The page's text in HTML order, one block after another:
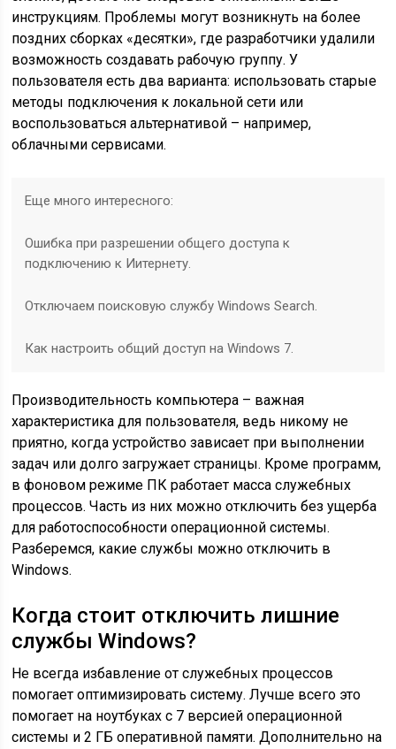
инструкциям. Проблемы могут возникнуть на более
поздних сборках «десятки», где разработчики удалили
возможность создавать рабочую группу. У
пользователя есть два варианта: использовать старые
методы подключения к локальной сети или
воспользоваться альтернативой – например,
облачными сервисами.
Еще много интересного:
Ошибка при разрешении общего доступа к
подключению к Иитернету.
Отключаем поисковую службу Windows Search.
Как настроить общий доступ на Windows 7.
Производительность компьютера – важная
характеристика для пользователя, ведь никому не
приятно, когда устройство зависает при выполнении
задач или долго загружает страницы. Кроме программ,
в фоновом режиме ПК работает масса служебных
процессов. Часть из них можно отключить без ущерба
для работоспособности операционной системы.
Разберемся, какие службы можно отключить в
Windows.
Когда стоит отключить лишние
службы Windows?
Не всегда избавление от служебных процессов
помогает оптимизировать систему. Лучше всего это
помогает на ноутбуках с 7 версией операционной
системы и 2 ГБ оперативной памяти. Дополнительно на